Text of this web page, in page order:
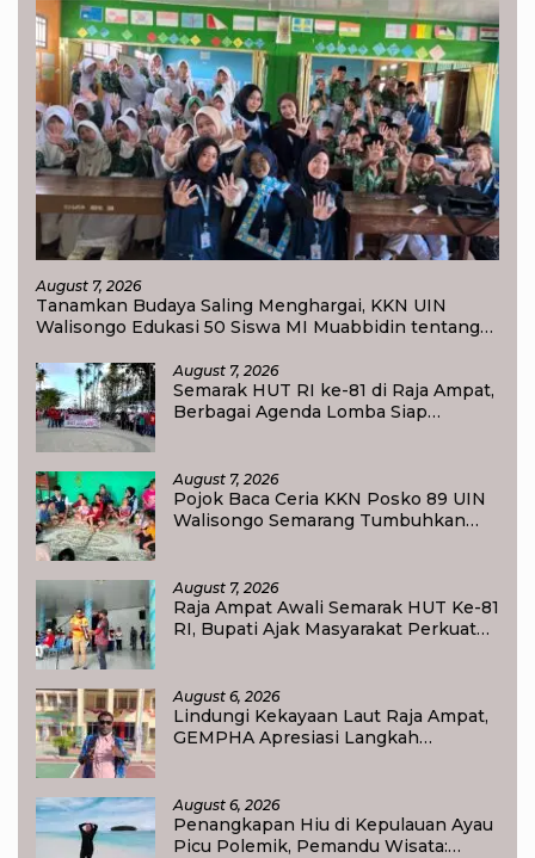
August 7, 2026
Tanamkan Budaya Saling Menghargai, KKN UIN
Walisongo Edukasi 50 Siswa MI Muabbidin tentang
August 7, 2026
Semarak HUT RI ke-81 di Raja Ampat,
Berbagai Agenda Lomba Siap
August 7, 2026
Pojok Baca Ceria KKN Posko 89 UIN
Walisongo Semarang Tumbuhkan
August 7, 2026
Raja Ampat Awali Semarak HUT Ke-81
RI, Bupati Ajak Masyarakat Perkuat
August 6, 2026
Lindungi Kekayaan Laut Raja Ampat,
GEMPHA Apresiasi Langkah
August 6, 2026
Penangkapan Hiu di Kepulauan Ayau
Picu Polemik, Pemandu Wisata: